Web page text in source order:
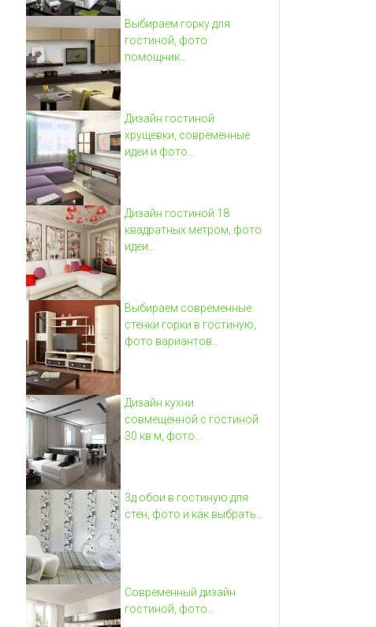
Выбираем горку для
гостиной, фото
помощник...
Дизайн гостиной
хрущевки, современные
идеи и фото...
Дизайн гостиной 18
квадратных метром, фото
идеи...
Выбираем современные
стенки горки в гостиную,
фото вариантов...
Дизайн кухни
совмещенной с гостиной
30 кв м, фото...
3д обои в гостиную для
стен, фото и как выбрать...
Современный дизайн
гостиной, фото...